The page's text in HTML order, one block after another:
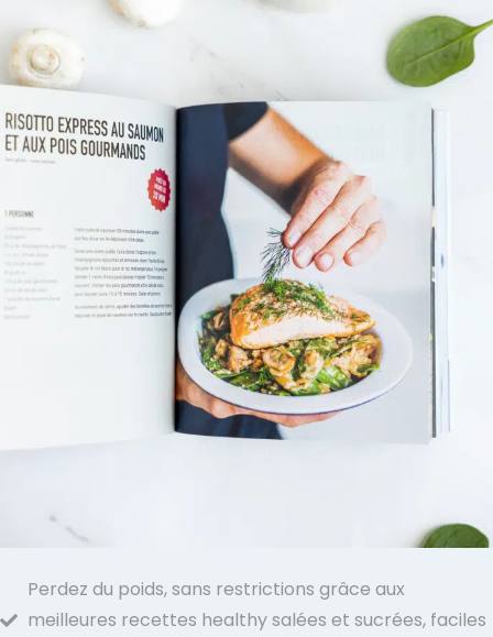
Perdez du poids, sans restrictions grâce aux
meilleures recettes healthy salées et sucrées, faciles